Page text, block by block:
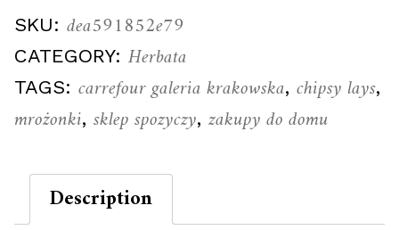
SKU: dea591852e79
CATEGORY: Herbata
TAGS: carrefour galeria krakowska, chipsy lays,
mrożonki, sklep spozyczy, zakupy do domu
Description